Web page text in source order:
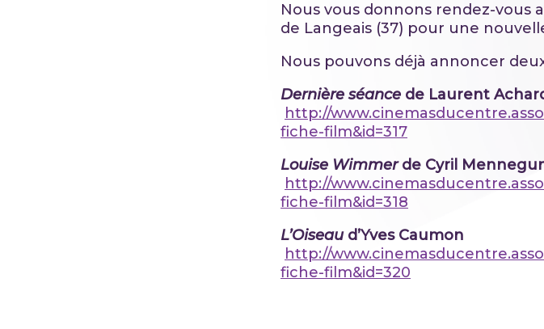
Nous vous donnons rendez-vous
de Langeais (37) pour une
Nous pouvons déjà annoncer
Dernière séance de
http://
fiche-film&id=317
Louise Wimmerde Cyril
http://
fiche-film&id=318
L’Oiseau d’Yves Caumon
http://
fiche-film&id=320